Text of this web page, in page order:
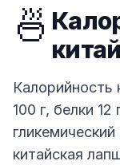
🍜
Калорийность
100 г, белки
китайская